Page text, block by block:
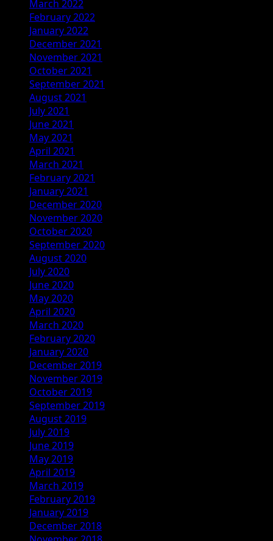
March 2022
February 2022
January 2022
December 2021
November 2021
October 2021
September 2021
August 2021
July 2021
June 2021
May 2021
April 2021
March 2021
February 2021
January 2021
December 2020
November 2020
October 2020
September 2020
August 2020
July 2020
June 2020
May 2020
April 2020
March 2020
February 2020
January 2020
December 2019
November 2019
October 2019
September 2019
August 2019
July 2019
June 2019
May 2019
April 2019
March 2019
February 2019
January 2019
December 2018